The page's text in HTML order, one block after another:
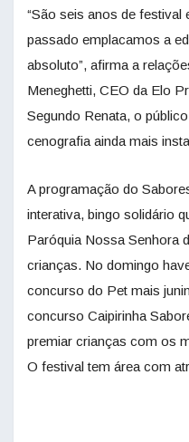
“São seis anos de festival
passado emplacamos a
absoluto”, afirma a
Meneghetti, CEO da Elo
Segundo Renata, o
cenografia ainda mais
A programação do
interativa, bingo solidário
Paróquia Nossa Senhora
crianças. No domingo
concurso do Pet mais
concurso Caipirinha
premiar crianças com os
O festival tem área com